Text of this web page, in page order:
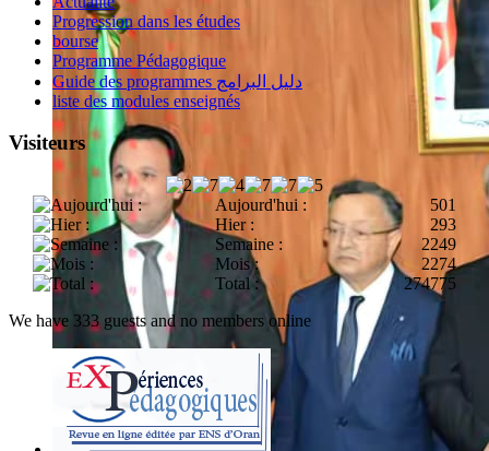
Progression dans les études
bourse
Programme Pédagogique
Guide des programmes دليل البرامج
liste des modules enseignés
Visiteurs
Aujourd'hui :
501
Hier :
293
Semaine :
2249
Mois :
2274
Total :
274775
We have 333 guests and no members online